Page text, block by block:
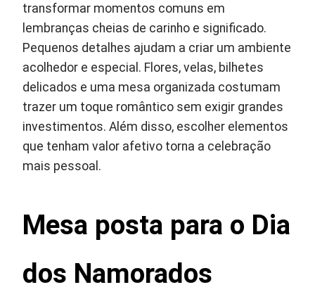
transformar momentos comuns em
lembranças cheias de carinho e significado.
Pequenos detalhes ajudam a criar um ambiente
acolhedor e especial. Flores, velas, bilhetes
delicados e uma mesa organizada costumam
trazer um toque romântico sem exigir grandes
investimentos. Além disso, escolher elementos
que tenham valor afetivo torna a celebração
mais pessoal.
Mesa posta para o Dia
dos Namorados